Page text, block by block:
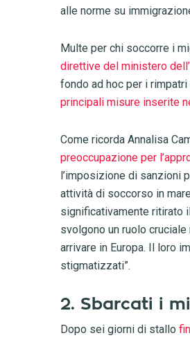
alle norme su
Multe per chi soccorre i
direttive del ministero
fondo ad hoc per i
principali misure inserite
Come ricorda Annalisa
preoccupazione per
l’imposizione di sanzioni
attività di soccorso in
significativamente ritirato
svolgono un ruolo
arrivare in Europa. Il loro
stigmatizzati”.
2. Sbarcati i
Dopo sei giorni di stallo